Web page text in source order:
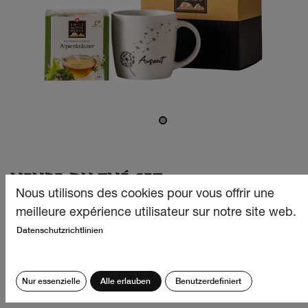
HEURE DU THÉ SET
Offre-toi ou un petit moment de détente bien mérité pour
détente.
CHF21.50
Nous utilisons des cookies pour vous offrir une
meilleure expérience utilisateur sur notre site web.
Datenschutzrichtlinien
Nur essenzielle Alle erlauben Benutzerdefiniert